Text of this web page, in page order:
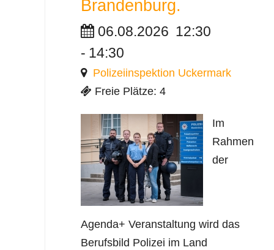
Brandenburg.
06.08.2026 12:30
- 14:30
Polizeiinspektion Uckermark
Freie Plätze: 4
Im
Rahmen
der
Agenda+ Veranstaltung wird das
Berufsbild Polizei im Land